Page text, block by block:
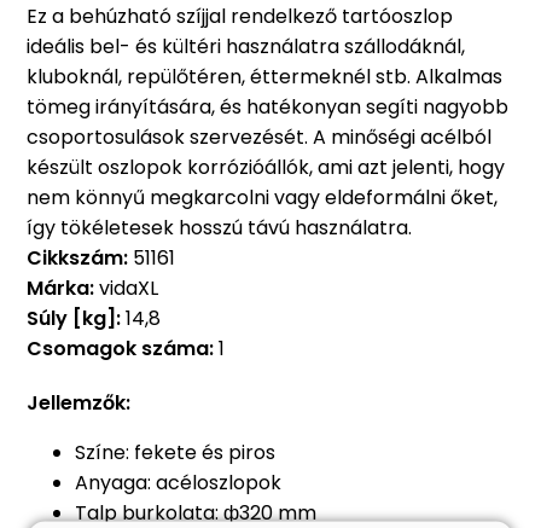
Ez a behúzható szíjjal rendelkező tartóoszlop
ideális bel- és kültéri használatra szállodáknál,
kluboknál, repülőtéren, éttermeknél stb. Alkalmas
tömeg irányítására, és hatékonyan segíti nagyobb
csoportosulások szervezését. A minőségi acélból
készült oszlopok korrózióállók, ami azt jelenti, hogy
nem könnyű megkarcolni vagy eldeformálni őket,
így tökéletesek hosszú távú használatra.
Cikkszám: 51161
Márka:vidaXL
Súly [kg]:14,8
Csomagok száma:1
Jellemzők:
Színe: fekete és piros
Anyaga: acéloszlopok
Talp burkolata: ф320 mm